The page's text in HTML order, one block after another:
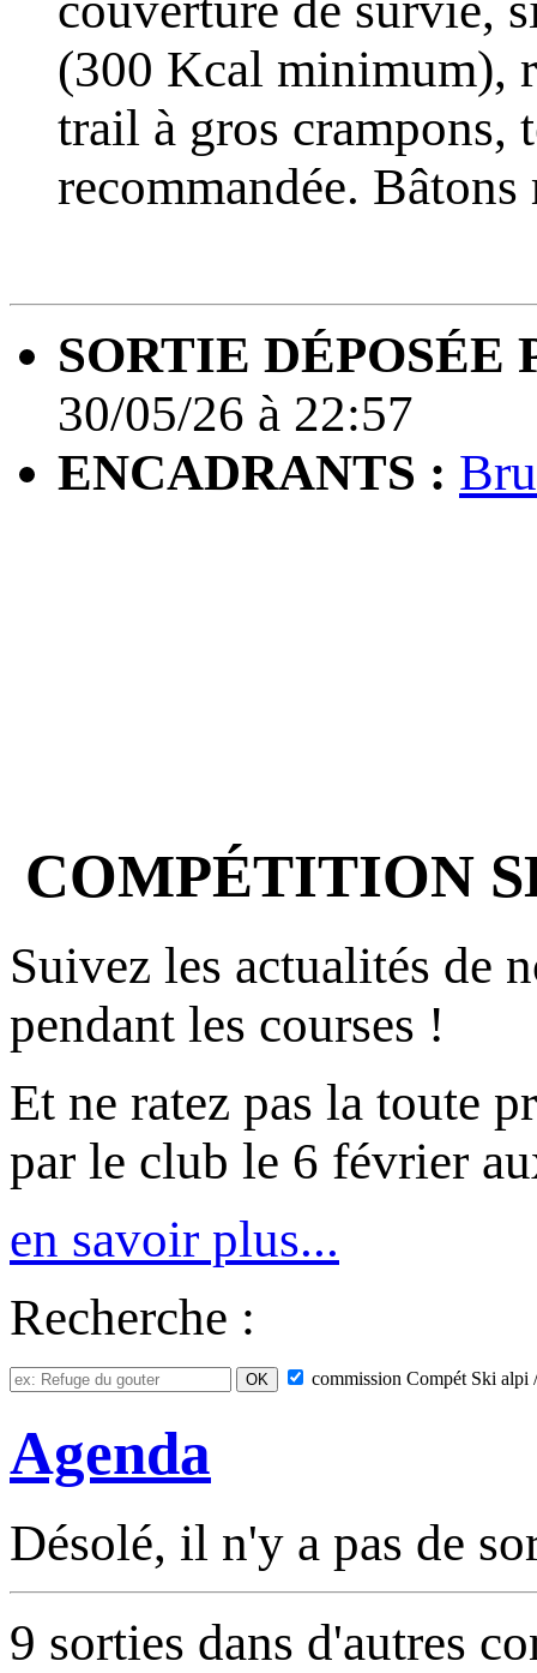
(300 Kcal minimum),
trail à gros crampons,
recommandée. Bâtons
SORTIE DÉPOSÉE
30/05/26 à 22:57
ENCADRANTS :
COMPÉTITION
Suivez les actualités de
pendant les courses !
Et ne ratez pas la toute
par le club le 6 février
en savoir plus...
Recherche :
commission Compét Ski alpi
Agenda
Désolé, il n'y a pas de
9 sorties dans d'autres